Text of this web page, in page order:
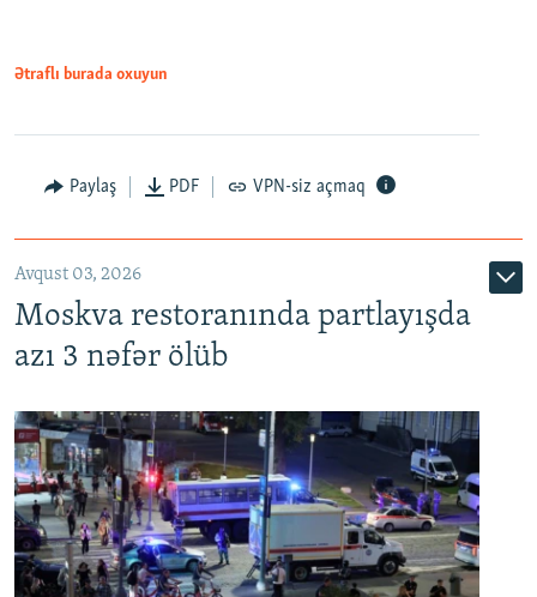
Ətraflı burada oxuyun
Paylaş PDF VPN-siz açmaq
Avqust 03, 2026
Moskva restoranında partlayışda
azı 3 nəfər ölüb